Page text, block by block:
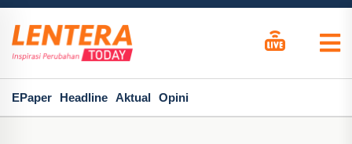
EPaper Headline Aktual Opini